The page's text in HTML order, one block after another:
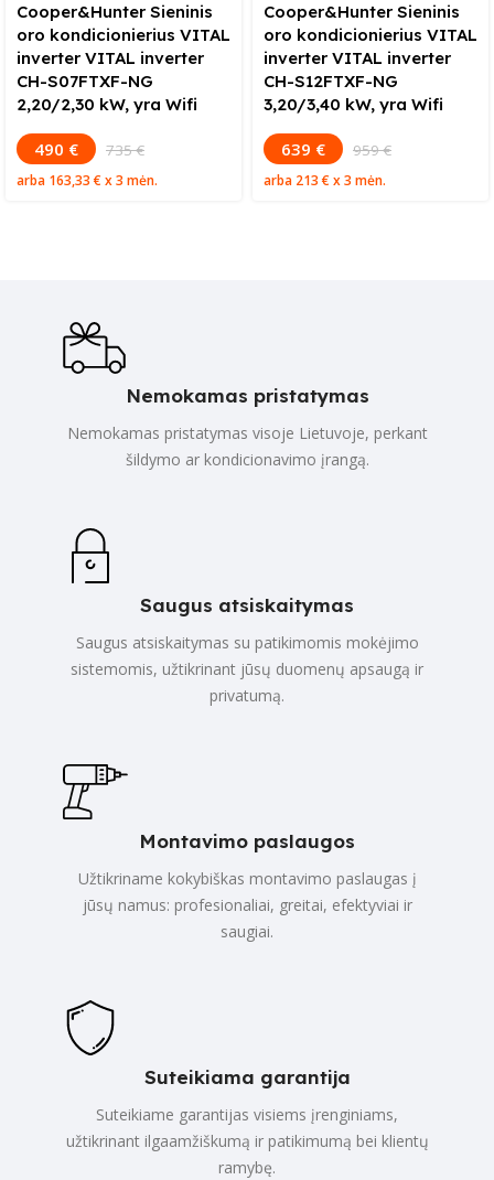
Cooper&Hunter Sieninis
oro kondicionierius VITAL
inverter VITAL inverter
CH-S07FTXF-NG
2,20/2,30 kW, yra Wifi
490 € 735 €
arba 163,33 €x 3 mėn.
Cooper&Hunter Sieninis
oro kondicionierius VITAL
inverter VITAL inverter
CH-S12FTXF-NG
3,20/3,40 kW, yra Wifi
639 € 959 €
arba 213 €x 3 mėn.
Nemokamas pristatymas
Nemokamas pristatymas visoje Lietuvoje, perkant
šildymo ar kondicionavimo įrangą.
Saugus atsiskaitymas
Saugus atsiskaitymas su patikimomis mokėjimo
sistemomis, užtikrinant jūsų duomenų apsaugą ir
privatumą.
Montavimo paslaugos
Užtikriname kokybiškas montavimo paslaugas į
jūsų namus: profesionaliai, greitai, efektyviai ir
saugiai.
Suteikiama garantija
Suteikiame garantijas visiems įrenginiams,
užtikrinant ilgaamžiškumą ir patikimumą bei klientų
ramybę.